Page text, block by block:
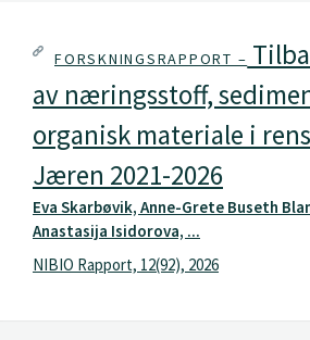
FORSKNINGSRAPPORT –
av næringsstoff,
organisk materiale i
Jæren 2021-2026
Eva Skarbøvik, Anne-Grete Buseth
Anastasija Isidorova, ...
NIBIO Rapport, 12(92), 2026